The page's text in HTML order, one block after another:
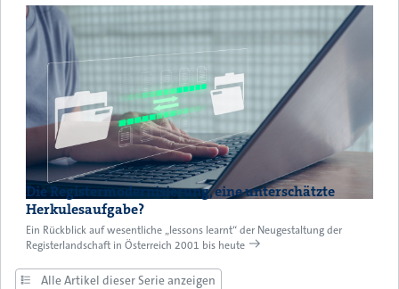
Die Registermodernisierung, eine unterschätzte
Herkulesaufgabe?
Ein Rückblick auf wesentliche „lessons learnt“ der Neugestaltung der
Registerlandschaft in Österreich 2001 bis heute
Alle Artikel dieser Serie anzeigen